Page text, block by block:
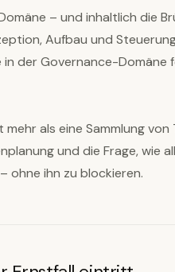
– und inhaltlich die
Aufbau und
der Governance-Domäne
als eine Sammlung von
und die Frage, wie
ohne ihn zu blockieren.